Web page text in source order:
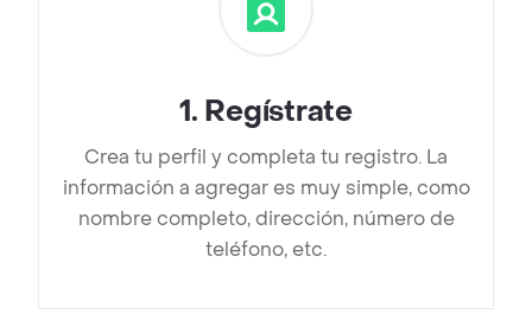
1. Regístrate
Crea tu perfil y completa tu registro. La
información a agregar es muy simple, como
nombre completo, dirección, número de
teléfono, etc.